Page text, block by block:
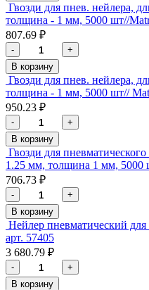
Гвозди для пнев. нейлера,
толщина - 1 мм, 5000 шт//
807.69 ₽
-
+
В корзину
Гвозди для пнев. нейлера,
толщина - 1 мм, 5000 шт//
950.23 ₽
-
+
В корзину
Гвозди для
1.25 мм, толщина 1 мм, 5000
706.73 ₽
-
+
В корзину
Нейлер пневматический
арт. 57405
3 680.79 ₽
-
+
В корзину